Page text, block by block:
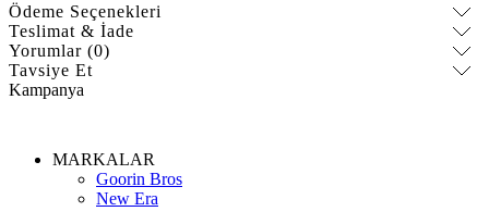
Ödeme Seçenekleri
Teslimat & İade
Yorumlar (0)
Tavsiye Et
Kampanya
MARKALAR
Goorin Bros
New Era